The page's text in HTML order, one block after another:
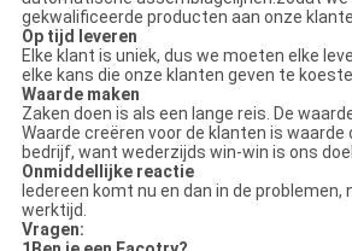
gekwalificeerde producten aan onze
Op tijd leveren
Elke klant is uniek, dus we moeten elke
elke kans die onze klanten geven te
Waarde maken
Zaken doen is als een lange reis. De
Waarde creëren voor de klanten is waarde
bedrijf, want wederzijds win-win is ons
Onmiddellijke reactie
Iedereen komt nu en dan in de problemen,
werktijd.
Vragen: